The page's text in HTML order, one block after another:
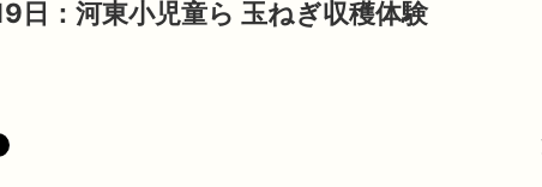
日：河東小児童ら 玉ねぎ収穫体験